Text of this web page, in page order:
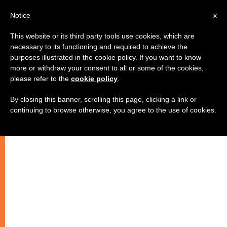
تساعية لأجل السلام في بوركينا فاسو
نداء من الكاردينال فيليب ويدراوغو للصلاة
x
Notice
This website or its third party tools use cookies, which are
necessary to its functioning and required to achieve the
purposes illustrated in the cookie policy. If you want to know
more or withdraw your consent to all or some of the cookies,
please refer to the cookie policy
By closing this banner, scrolling this page, clicking a link or
continuing to browse otherwise, you agree to the use of cookies.